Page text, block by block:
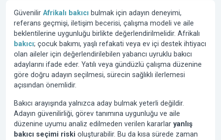
Güvenilir Afrikalı bakıcı bulmak için adayın deneyimi,
referans geçmişi, iletişim becerisi, çalışma modeli ve aile
beklentilerine uygunluğu birlikte değerlendirilmelidir. Afrikalı
bakıcı; çocuk bakımı, yaşlı refakati veya ev içi destek ihtiyacı
olan aileler için değerlendirilebilen yabancı uyruklu bakıcı
adaylarını ifade eder. Yatılı veya gündüzlü çalışma düzenine
göre doğru adayın seçilmesi, sürecin sağlıklı ilerlemesi
açısından önemlidir.
Bakıcı arayışında yalnızca aday bulmak yeterli değildir.
Adayın güvenilirliği, görev tanımına uygunluğu ve aile
düzenine uyumu analiz edilmeden verilen kararlar yanlış
bakıcı seçimi riski oluşturabilir. Bu da kısa sürede zaman